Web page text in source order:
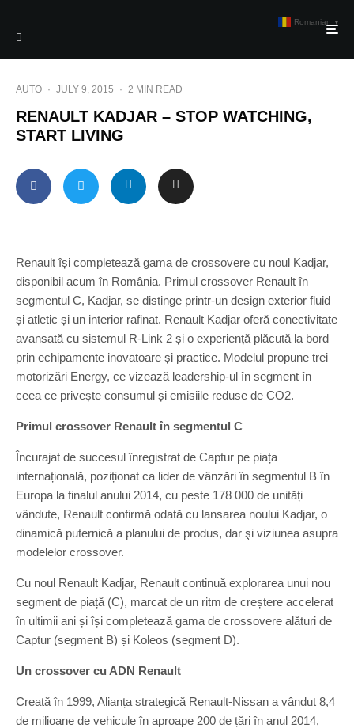
AUTO · JULY 9, 2015 · 2 MIN READ
RENAULT KADJAR – STOP WATCHING,
START LIVING
Renault își completează gama de crossovere cu noul Kadjar,
disponibil acum în România. Primul crossover Renault în
segmentul C, Kadjar, se distinge printr-un design exterior fluid
și atletic și un interior rafinat. Renault Kadjar oferă conectivitate
avansată cu sistemul R-Link 2 și o experiență plăcută la bord
prin echipamente inovatoare și practice. Modelul propune trei
motorizări Energy, ce vizează leadership-ul în segment în
ceea ce privește consumul și emisiile reduse de CO2.
Primul crossover Renault în segmentul C
Încurajat de succesul înregistrat de Captur pe piața
internațională, poziționat ca lider de vânzări în segmentul B în
Europa la finalul anului 2014, cu peste 178 000 de unități
vândute, Renault confirmă odată cu lansarea noului Kadjar, o
dinamică puternică a planului de produs, dar şi viziunea asupra
modelelor crossover.
Cu noul Renault Kadjar, Renault continuă explorarea unui nou
segment de piață (C), marcat de un ritm de creștere accelerat
în ultimii ani și își completează gama de crossovere alături de
Captur (segment B) și Koleos (segment D).
Un crossover cu ADN Renault
Creată în 1999, Alianța strategică Renault-Nissan a vândut 8,4
de milioane de vehicule în aproape 200 de țări în anul 2014,
Romanian ▼